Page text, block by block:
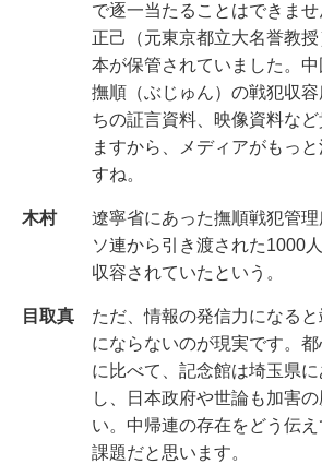
で逐一当たることはできま
正己（元東京都立大名誉教
本が保管されていました。
撫順（ぶじゅん）の戦犯収
ちの証言資料、映像資料な
ますから、メディアがもっ
すね。
木村
遼寧省にあった撫順戦犯管
ソ連から引き渡された1000
収容されていたという。
目取真
ただ、情報の発信力になる
にならないのが現実です。
に比べて、記念館は埼玉県
し、日本政府や世論も加害
い。中帰連の存在をどう伝
課題だと思います。